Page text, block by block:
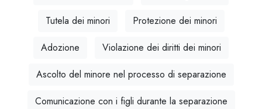
Tutela dei minori
Protezione dei minori
Adozione
Violazione dei diritti dei minori
Ascolto del minore nel processo di separazione
Comunicazione con i figli durante la separazione